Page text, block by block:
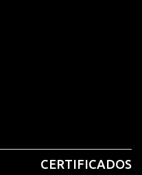
CERTIFICADOS